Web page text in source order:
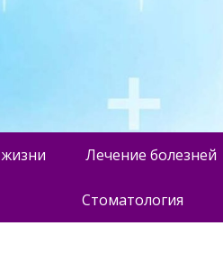
Лечение болезней
Стоматология